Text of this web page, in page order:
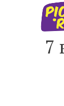
7